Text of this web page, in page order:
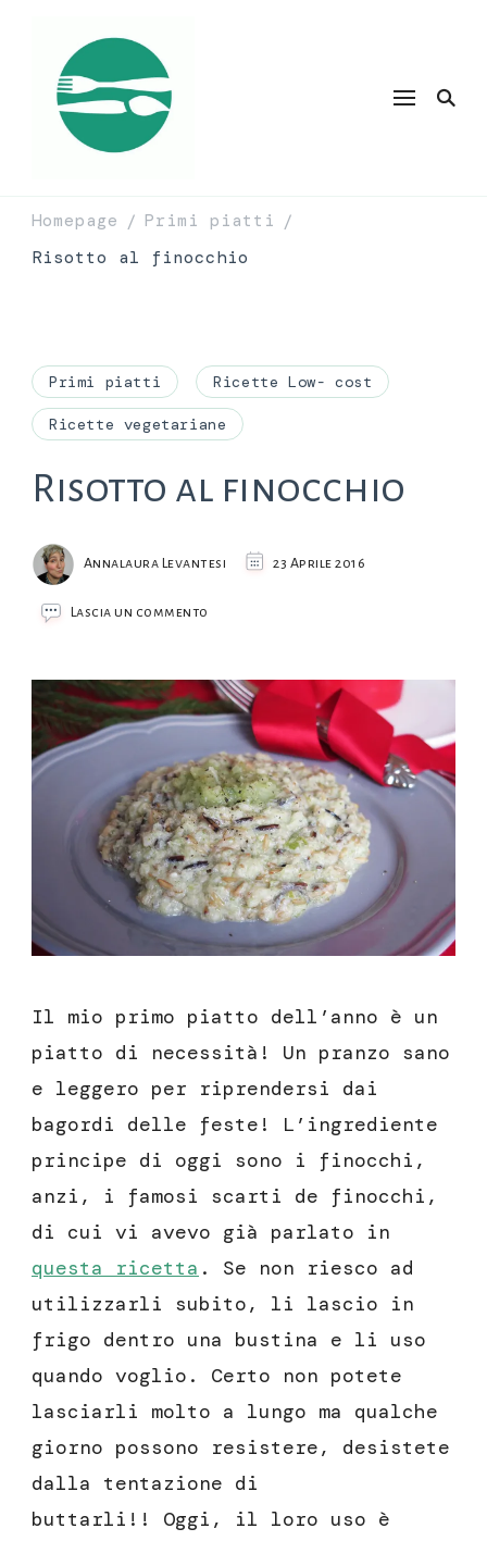
Homepage / Primi piatti /
Risotto al finocchio
Primi piatti Ricette Low- cost
Ricette vegetariane
Risotto al finocchio
Annalaura Levantesi 23 Aprile 2016
Lascia un commento
finocchio
Il mio primo piatto dell’anno è un
piatto di necessità! Un pranzo sano
e leggero per riprendersi dai
bagordi delle feste! L’ingrediente
principe di oggi sono i finocchi,
anzi, i famosi scarti de finocchi,
di cui vi avevo già parlato in
questa ricetta . Se non riesco ad
utilizzarli subito, li lascio in
frigo dentro una bustina e li uso
quando voglio. Certo non potete
lasciarli molto a lungo ma qualche
giorno possono resistere, desistete
dalla tentazione di
buttarli!! Oggi, il loro uso è